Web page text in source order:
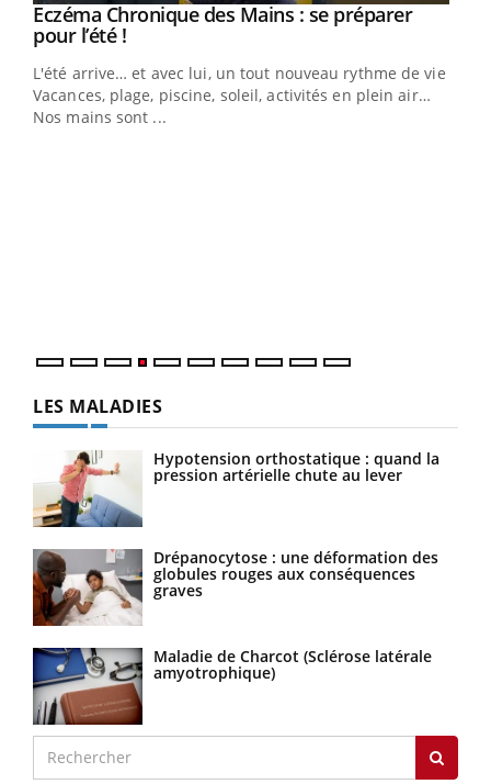
Youtube
Eczéma Chronique des Mains : se préparer
pour l’été !Youtube
L'été arrive… et avec lui, un tout nouveau rythme de vie !
Vacances, plage, piscine, soleil, activités en plein air…
Nos mains sont ...
LES MALADIES
Hypotension orthostatique : quand la
pression artérielle chute au lever
Drépanocytose : une déformation des
globules rouges aux conséquences
graves
Maladie de Charcot (Sclérose latérale
amyotrophique)